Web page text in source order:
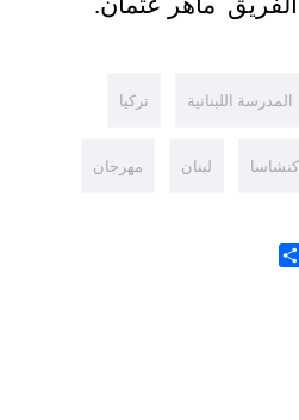
المدرسة اللبنانية تركيا
كنشاسا لبنان مهرجان